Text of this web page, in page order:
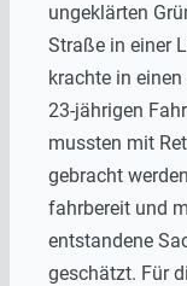
ungeklärten
Straße in einer
krachte in
23-jährigen
mussten mit
gebracht
fahrbereit und
entstandene
geschätzt. Für